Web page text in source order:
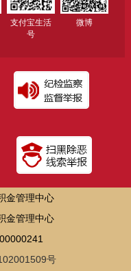
支付宝生活
号
微博
金管理中心
金管理中心
号